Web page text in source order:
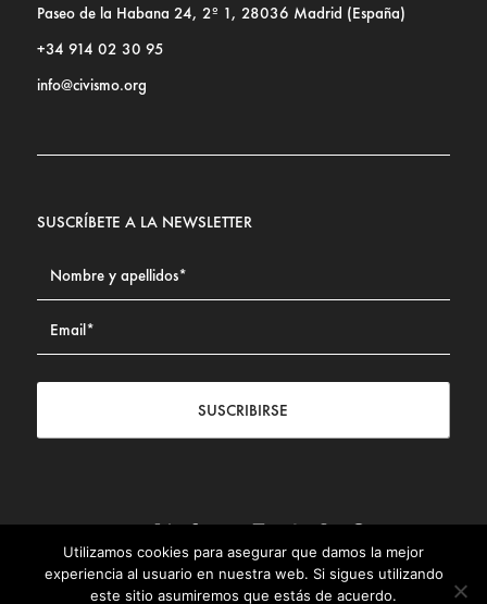
Paseo de la Habana 24, 2º 1, 28036 Madrid (España)
+34 914 02 30 95
info@civismo.org
SUSCRÍBETE A LA NEWSLETTER
SUSCRIBIRSE
Contacto|Aviso legal| Política de privacidad| Política de
Cookies
Utilizamos cookies para asegurar que damos la mejor
experiencia al usuario en nuestra web. Si sigues utilizando
este sitio asumiremos que estás de acuerdo.